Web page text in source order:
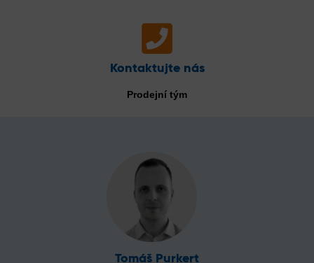
Kontaktujte nás
Prodejní tým
Tomáš Purkert